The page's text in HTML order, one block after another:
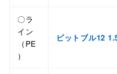
〇ラ
イン
（PE
）
ピットブル12